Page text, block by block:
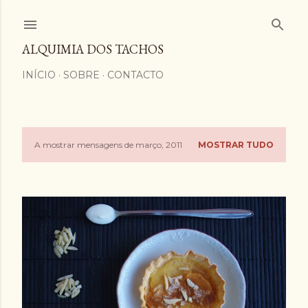
ALQUIMIA DOS TACHOS
INÍCIO SOBRE CONTACTO
MA mostrar mensagens de março, 2011 MOSTRAR TUDO